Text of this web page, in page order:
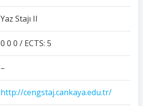
Yaz Stajı II
0 0 0 / ECTS: 5
–
http://cengstaj.cankaya.edu.tr/